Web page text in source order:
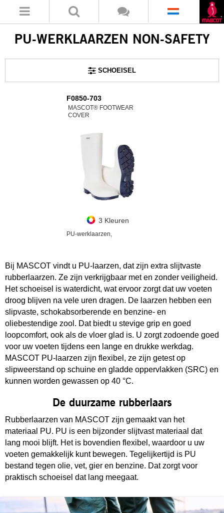
PU-WERKLAARZEN NON-SAFETY
SCHOEISEL
F0850-703
MASCOT® FOOTWEAR
COVER
3 Kleuren
PU-werklaarzen,
Bij MASCOT vindt u PU-laarzen, dat zijn extra slijtvaste
rubberlaarzen. Ze zijn verkrijgbaar met en zonder veiligheid.
Het schoeisel is waterdicht, wat ervoor zorgt dat uw voeten
droog blijven na vele uren dragen. De laarzen hebben een
slipvaste, schokabsorberende en benzine- en
oliebestendige zool. Dat biedt u stevige grip en goed
loopcomfort, ook als de vloer glad is. U zorgt zodoende goed
voor uw voeten tijdens een lange en drukke werkdag.
MASCOT PU-laarzen zijn flexibel, ze zijn getest op
slipweerstand op schuine en gladde oppervlakken (SRC) en
kunnen worden gewassen op 40 °C.
De duurzame rubberlaars
Rubberlaarzen van MASCOT zijn gemaakt van het
materiaal PU. PU is een bijzonder slijtvast materiaal dat
lang mooi blijft. Het is bovendien flexibel, waardoor u uw
voeten gemakkelijk kunt bewegen. Tegelijkertijd is PU
bestand tegen olie, vet, gier en benzine. Dat zorgt voor
praktisch schoeisel dat lang meegaat.